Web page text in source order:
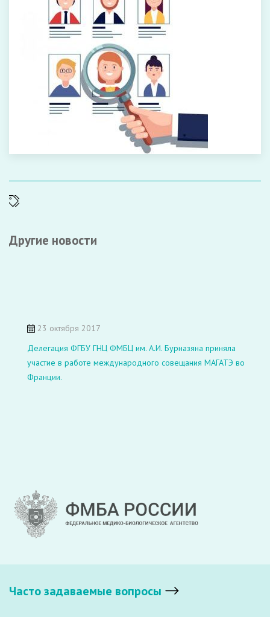
Другие новости
23 октября 2017
Делегация ФГБУ ГНЦ ФМБЦ им. А.И. Бурназяна приняла
участие в работе международного совещания МАГАТЭ во
Франции.
Часто задаваемые вопросы